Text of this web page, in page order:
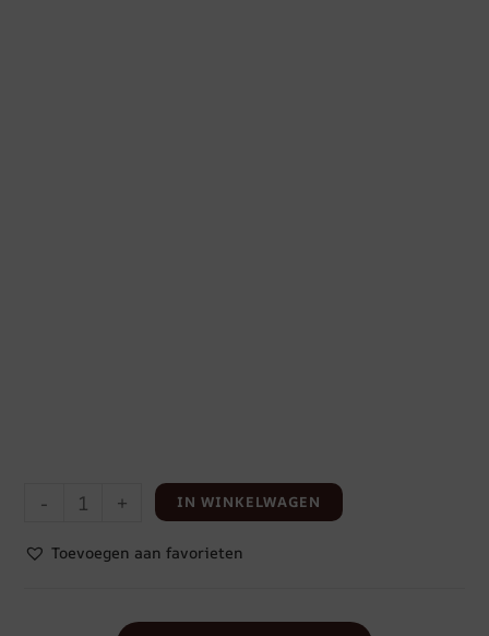
- + IN WINKELWAGEN
Toevoegen aan favorieten